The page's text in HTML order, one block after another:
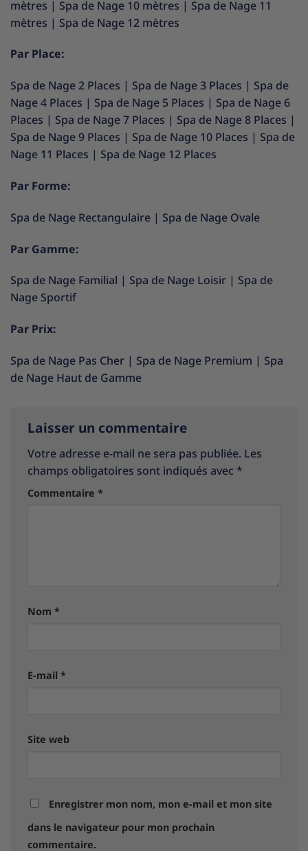
mètres | Spa de Nage 10 mètres | Spa de Nage 11
mètres | Spa de Nage 12 mètres
Par Place:
Spa de Nage 2 Places | Spa de Nage 3 Places | Spa de
Nage 4 Places | Spa de Nage 5 Places | Spa de Nage 6
Places | Spa de Nage 7 Places | Spa de Nage 8 Places |
Spa de Nage 9 Places | Spa de Nage 10 Places | Spa de
Nage 11 Places | Spa de Nage 12 Places
Par Forme:
Spa de Nage Rectangulaire | Spa de Nage Ovale
Par Gamme:
Spa de Nage Familial | Spa de Nage Loisir | Spa de
Nage Sportif
Par Prix:
Spa de Nage Pas Cher | Spa de Nage Premium | Spa
de Nage Haut de Gamme
Laisser un commentaire
Votre adresse e-mail ne sera pas publiée. Les
champs obligatoires sont indiqués avec *
Commentaire *
Nom *
E-mail *
Site web
Enregistrer mon nom, mon e-mail et mon site
dans le navigateur pour mon prochain
commentaire.